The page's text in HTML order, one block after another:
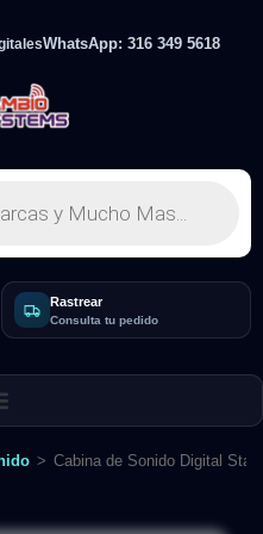
WhatsApp: 316 349 5618
Rastrear
Consulta tu pedido
> Cabina de Sonido Digital Star